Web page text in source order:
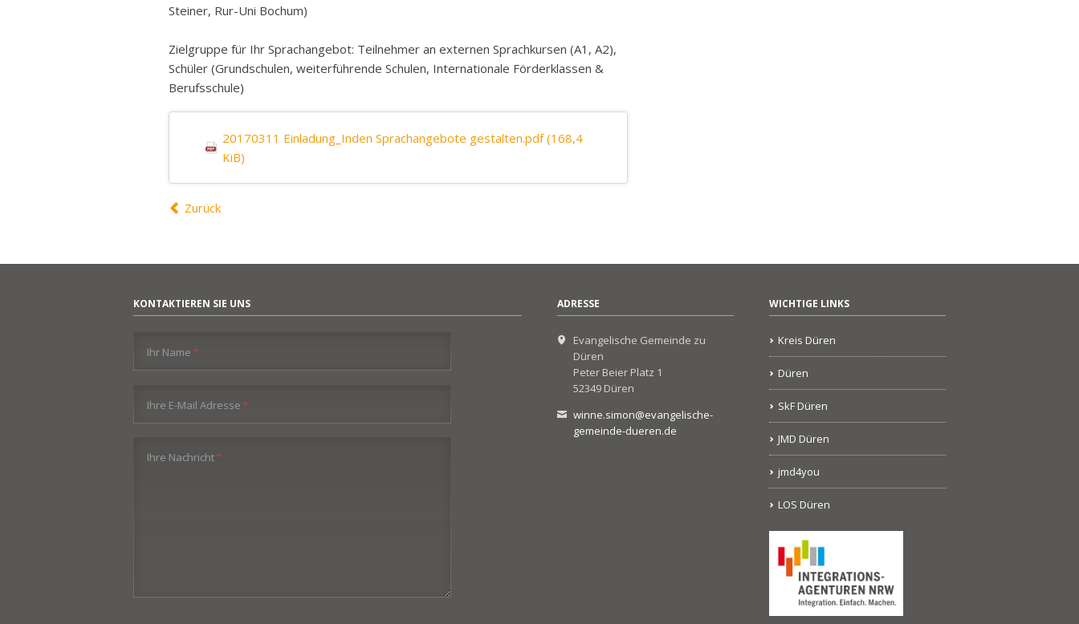
Steiner, Rur-Uni Bochum)
Zielgruppe für Ihr Sprachangebot: Teilnehmer an externen Sprachkursen (A1, A2),
Schüler (Grundschulen, weiterführende Schulen, Internationale Förderklassen &
Berufsschule)
20170311 Einladung_Inden Sprachangebote gestalten.pdf(168,4
KiB)
Zurück
KONTAKTIEREN SIE UNS
Pflichtfeld
Ihr Name*
Pflichtfeld
Ihre E-Mail Adresse*
Pflichtfeld
Ihre Nachricht*
ADRESSE
Evangelische Gemeinde zu
Düren
Peter Beier Platz 1
52349 Düren
winne.simon@evangelische-
gemeinde-dueren.de
WICHTIGE LINKS
Kreis Düren
Düren
SkF Düren
JMD Düren
jmd4you
LOS Düren